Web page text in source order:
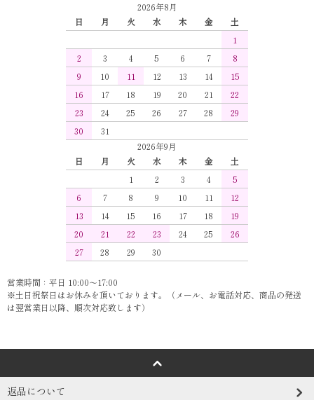
2026年8月
日
月 火 水 木 金
土
1
2
3 4 5 6 7
8
9
10 11 12 13 14
15
16
17 18 19 20 21
22
23
24 25 26 27 28
29
30
31
2026年9月
日
月 火 水 木 金
土
1
2 3 4
5
6
7 8 9 10 11
12
13
14 15 16 17 18
19
20
21 22 23 24 25
26
27
28 29 30
営業時間：平日 10:00～17:00
※土日祝祭日はお休みを頂いております。（メール、お電話対応、商品の発送
は翌営業日以降、順次対応致します）
返品について